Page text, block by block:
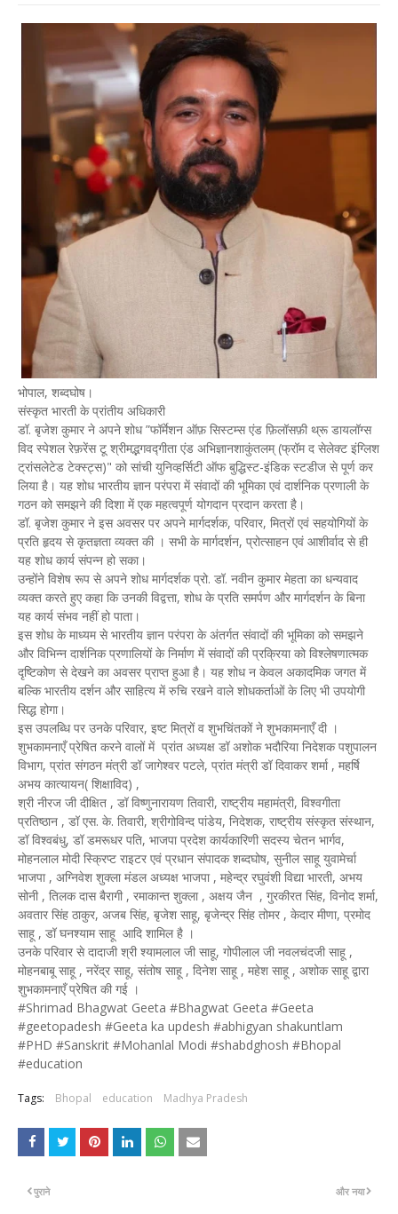
भोपाल, शब्दघोष।
संस्कृत भारती के प्रांतीय अधिकारी
डॉ. बृजेश कुमार ने अपने शोध ”फॉर्मेशन ऑफ़ सिस्टम्स एंड फ़िलॉसफ़ी थ्रू डायलॉग्स
विद स्पेशल रेफ़रेंस टू श्रीमद्भगवद्गीता एंड अभिज्ञानशाकुंतलम् (फ्रॉम द सेलेक्ट इंग्लिश
ट्रांसलेटेड टेक्स्ट्स)" को सांची युनिव्हर्सिटी ऑफ बुद्धिस्ट-इंडिक स्टडीज से पूर्ण कर
लिया है। यह शोध भारतीय ज्ञान परंपरा में संवादों की भूमिका एवं दार्शनिक प्रणाली के
गठन को समझने की दिशा में एक महत्वपूर्ण योगदान प्रदान करता है।
डॉ. बृजेश कुमार ने इस अवसर पर अपने मार्गदर्शक, परिवार, मित्रों एवं सहयोगियों के
प्रति हृदय से कृतज्ञता व्यक्त की । सभी के मार्गदर्शन, प्रोत्साहन एवं आशीर्वाद से ही
यह शोध कार्य संपन्न हो सका।
उन्होंने विशेष रूप से अपने शोध मार्गदर्शक प्रो. डॉ. नवीन कुमार मेहता का धन्यवाद
व्यक्त करते हुए कहा कि उनकी विद्वत्ता, शोध के प्रति समर्पण और मार्गदर्शन के बिना
यह कार्य संभव नहीं हो पाता।
इस शोध के माध्यम से भारतीय ज्ञान परंपरा के अंतर्गत संवादों की भूमिका को समझने
और विभिन्न दार्शनिक प्रणालियों के निर्माण में संवादों की प्रक्रिया को विश्लेषणात्मक
दृष्टिकोण से देखने का अवसर प्राप्त हुआ है। यह शोध न केवल अकादमिक जगत में
बल्कि भारतीय दर्शन और साहित्य में रुचि रखने वाले शोधकर्ताओं के लिए भी उपयोगी
सिद्ध होगा।
इस उपलब्धि पर उनके परिवार, इष्ट मित्रों व शुभचिंतकों ने शुभकामनाएँ दी ।
शुभकामनाएँ प्रेषित करने वालों में प्रांत अध्यक्ष डॉ अशोक भदौरिया निदेशक पशुपालन
विभाग, प्रांत संगठन मंत्री डॉ जागेश्वर पटले, प्रांत मंत्री डॉ दिवाकर शर्मा , महर्षि
अभय कात्यायन( शिक्षाविद) ,
श्री नीरज जी दीक्षित , डॉ विष्णुनारायण तिवारी, राष्ट्रीय महामंत्री, विश्वगीता
प्रतिष्ठान , डॉ एस. के. तिवारी, श्रीगोविन्द पांडेय, निदेशक, राष्ट्रीय संस्कृत संस्थान,
डॉ विश्वबंधु, डॉ डमरूधर पति, भाजपा प्रदेश कार्यकारिणी सदस्य चेतन भार्गव,
मोहनलाल मोदी स्क्रिप्ट राइटर एवं प्रधान संपादक शब्दघोष, सुनील साहू युवामेर्चा
भाजपा , अग्निवेश शुक्ला मंडल अध्यक्ष भाजपा , महेन्द्र रघुवंशी विद्या भारती, अभय
सोनी , तिलक दास बैरागी , रमाकान्त शुक्ला , अक्षय जैन , गुरकीरत सिंह, विनोद शर्मा,
अवतार सिंह ठाकुर, अजब सिंह, बृजेश साहू, बृजेन्द्र सिंह तोमर , केदार मीणा, प्रमोद
साहू , डॉ घनश्याम साहू आदि शामिल है ।
उनके परिवार से दादाजी श्री श्यामलाल जी साहू, गोपीलाल जी नवलचंदजी साहू ,
मोहनबाबू साहू , नरेंद्र साहू, संतोष साहू , दिनेश साहू , महेश साहू , अशोक साहू द्वारा
शुभकामनाएँ प्रेषित की गई ।
#Shrimad Bhagwat Geeta #Bhagwat Geeta #Geeta
#geetopadesh #Geeta ka updesh #abhigyan shakuntlam
#PHD #Sanskrit #Mohanlal Modi #shabdghosh #Bhopal
#education
Tags: Bhopal education Madhya Pradesh
और नया
पुराने